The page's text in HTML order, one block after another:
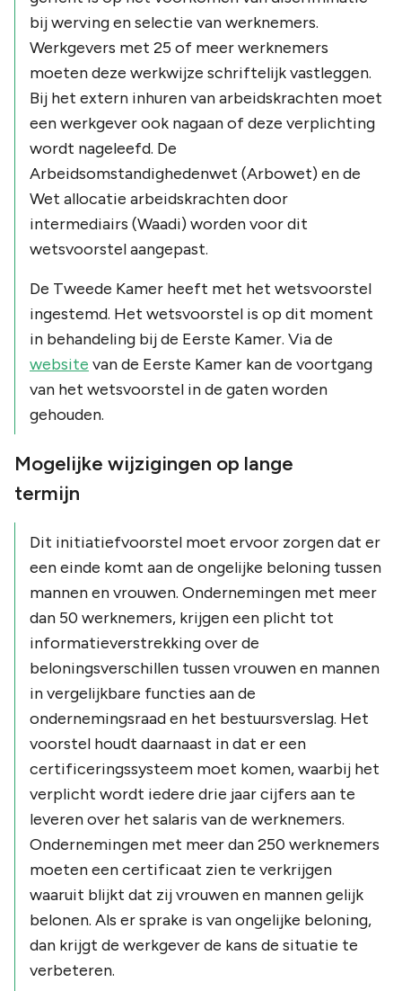
bij werving en selectie van werknemers.
Werkgevers met 25 of meer werknemers
moeten deze werkwijze schriftelijk vastleggen.
Bij het extern inhuren van arbeidskrachten moet
een werkgever ook nagaan of deze verplichting
wordt nageleefd. De
Arbeidsomstandighedenwet (Arbowet) en de
Wet allocatie arbeidskrachten door
intermediairs (Waadi) worden voor dit
wetsvoorstel aangepast.
De Tweede Kamer heeft met het wetsvoorstel
ingestemd. Het wetsvoorstel is op dit moment
in behandeling bij de Eerste Kamer. Via de
website van de Eerste Kamer kan de voortgang
van het wetsvoorstel in de gaten worden
gehouden.
Mogelijke wijzigingen op lange
termijn
Dit initiatiefvoorstel moet ervoor zorgen dat er
een einde komt aan de ongelijke beloning tussen
mannen en vrouwen. Ondernemingen met meer
dan 50 werknemers, krijgen een plicht tot
informatieverstrekking over de
beloningsverschillen tussen vrouwen en mannen
in vergelijkbare functies aan de
ondernemingsraad en het bestuursverslag. Het
voorstel houdt daarnaast in dat er een
certificeringssysteem moet komen, waarbij het
verplicht wordt iedere drie jaar cijfers aan te
leveren over het salaris van de werknemers.
Ondernemingen met meer dan 250 werknemers
moeten een certificaat zien te verkrijgen
waaruit blijkt dat zij vrouwen en mannen gelijk
belonen. Als er sprake is van ongelijke beloning,
dan krijgt de werkgever de kans de situatie te
verbeteren.